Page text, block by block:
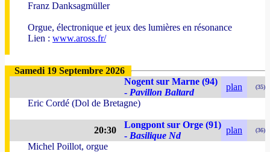
Franz Danksagmüller
Orgue, électronique et jeux des lumières en résonance
Lien : www.aross.fr/
Samedi 19 Septembre 2026
Nogent sur Marne (94)
- Pavillon Baltard
plan (35)
Eric Cordé (Dol de Bretagne)
20:30
Longpont sur Orge (91)
- Basilique Nd
plan (36)
Michel Poillot, orgue